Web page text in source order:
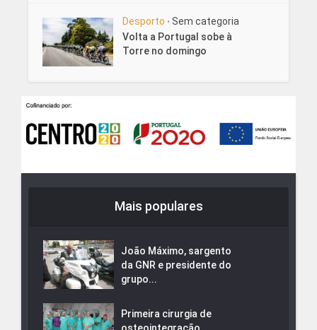
Desporto • Sem categoria
Volta a Portugal sobe à
Torre no domingo
Mais populares
João Máximo, sargento
da GNR e presidente do
grupo...
Primeira cirurgia de
osteointegração